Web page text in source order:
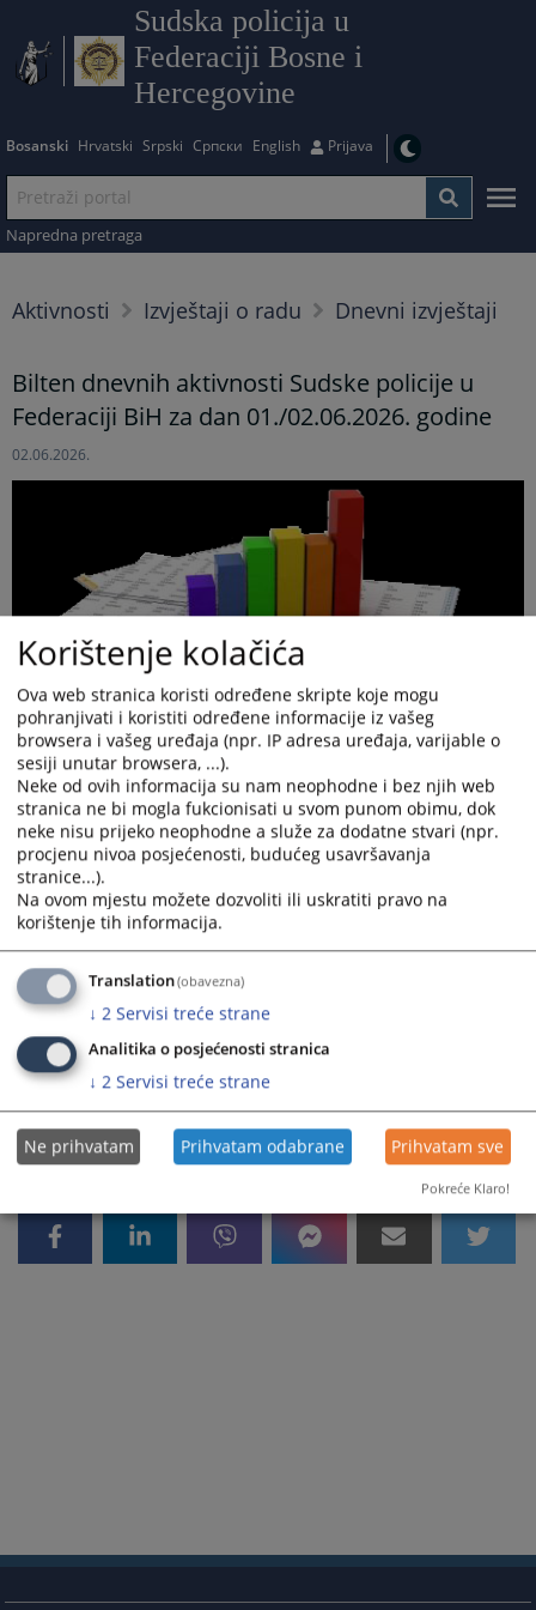
Sudska policija u
Federaciji Bosne i
Hercegovine
Bosanski Hrvatski Srpski Српски English Prijava
Napredna pretraga
Aktivnosti Izvještaji o radu Dnevni izvještaji
Bilten dnevnih aktivnosti Sudske policije u
Federaciji BiH za dan 01./02.06.2026. godine
02.06.2026.
Prikazana vijest je na
Prateći dokumenti
02.06.2026. Prikaz operativnih aktivnosti
41PREGLEDA
Korištenje kolačića
Ova web stranica koristi određene skripte koje mogu
pohranjivati i koristiti određene informacije iz vašeg
browsera i vašeg uređaja (npr. IP adresa uređaja, varijable o
sesiji unutar browsera, ...).
Neke od ovih informacija su nam neophodne i bez njih web
stranica ne bi mogla fukcionisati u svom punom obimu, dok
neke nisu prijeko neophodne a služe za dodatne stvari (npr.
procjenu nivoa posjećenosti, budućeg usavršavanja
stranice...).
Na ovom mjestu možete dozvoliti ili uskratiti pravo na
korištenje tih informacija.
Translation(obavezna)
↓ 2 Servisi treće strane
Analitika o posjećenosti stranica
↓ 2 Servisi treće strane
Ne prihvatam Prihvatam odabrane Prihvatam sve
Pokreće Klaro!